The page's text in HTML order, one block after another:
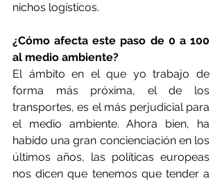
nichos logísticos.
¿Cómo afecta este paso de 0 a 100
al medio ambiente?
El ámbito en el que yo trabajo de
forma más próxima, el de los
transportes, es el más perjudicial para
el medio ambiente. Ahora bien, ha
habido una gran concienciación en los
últimos años, las políticas europeas
nos dicen que tenemos que tender a